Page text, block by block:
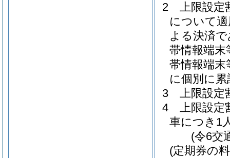
2
上限設定
について
よる決済
帯情報端
帯情報端
に個別に
3
上限設定
4
上限設定
車につき1
(令6交
(定期券の